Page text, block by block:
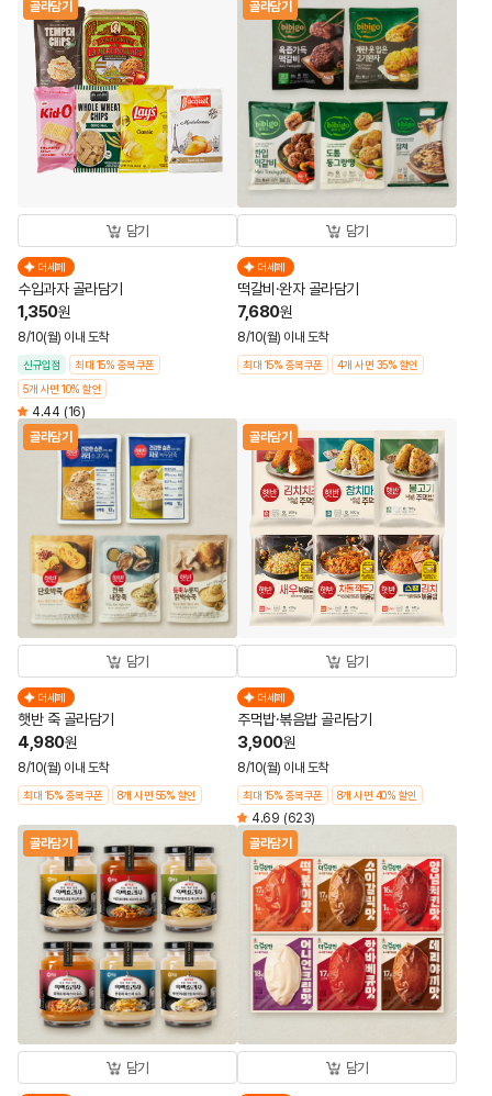
골라담기
담기
더세페
수입과자 골라담기
1,350원
8/10(월) 이내 도착
신규입점
최대 15% 중복쿠폰
5개 사면 10% 할인
4.44 (16)
골라담기
담기
더세페
떡갈비·완자 골라담기
7,680원
8/10(월) 이내 도착
최대 15% 중복쿠폰 4개 사면 35% 할인
골라담기
담기
더세페
햇반 죽 골라담기
4,980원
8/10(월) 이내 도착
최대 15% 중복쿠폰 8개 사면 55% 할인
골라담기
담기
더세페
주먹밥·볶음밥 골라담기
3,900원
8/10(월) 이내 도착
최대 15% 중복쿠폰 8개 사면 40% 할인
4.69 (623)
골라담기
담기
골라담기
담기